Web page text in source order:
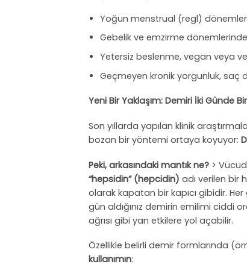
Yoğun menstrual (regl)
Gebelik ve emzirme
Yetersiz beslenme, vegan veya
Geçmeyen kronik yorgunluk, saç
Yeni Bir Yaklaşım: Demiri İki Günde
Son yıllarda yapılan klinik
bozan bir yöntemi ortaya koyuyor:
Peki, arkasındaki mantık ne? >
“hepsidin” (hepcidin) adı verilen bir
olarak kapatan bir kapıcı gibidir.
gün aldığınız demirin emilimi ciddi
ağrısı gibi yan etkilere yol açabilir.
Özellikle belirli demir formlarında
kullanımın: